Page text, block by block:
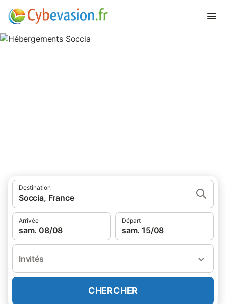
Destination
Soccia, France
Arrivée
sam. 08/08
Départ
sam. 15/08
Invités
CHERCHER